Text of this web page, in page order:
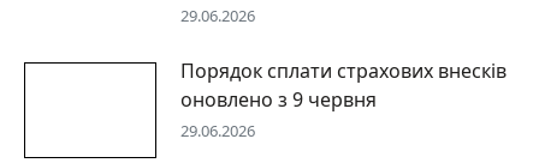
29.06.2026
Порядок сплати страхових внесків
оновлено з 9 червня
29.06.2026